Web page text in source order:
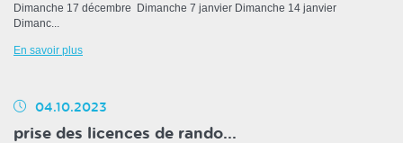
Dimanche 17 décembre Dimanche 7 janvier Dimanche 14 janvier
Dimanc...
En savoir plus
04.10.2023
prise des licences de rando...